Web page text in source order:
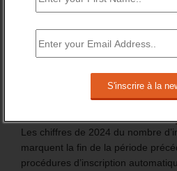
FT : + 100 000 INSCRITS EN 2024
Les chiffres de 2024 du nombre
marquent la fin de la période
procédures d’inscription